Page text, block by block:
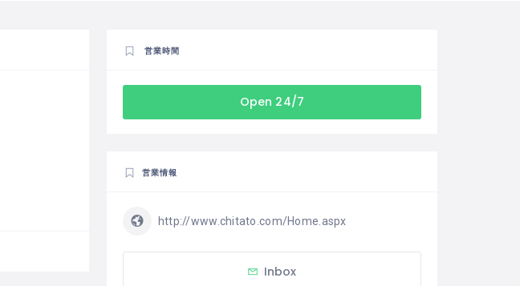
営業時間
Open 24/7
営業情報
http://www.chitato.com/Home.aspx
Inbox